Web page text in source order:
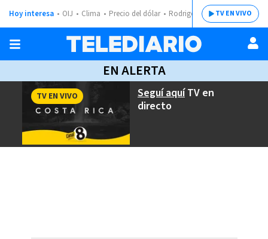
Hoy interesa OIJ Clima Precio del dólar Rodrigo ChavesTV EN VIVO
EN ALERTA
Seguí aquíTV en
directo
TV EN VIVO